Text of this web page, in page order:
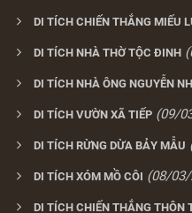
DI TÍCH CHIẾN THẮNG MIẾU
DI TÍCH NHÀ THỜ TỘC ĐINH
DI TÍCH NHÀ ÔNG NGUYỄN
DI TÍCH VƯỜN XÃ TIẾP (09/
DI TÍCH RỪNG DỪA BẢY MẪU
DI TÍCH XÓM MỒ CÔI (08/
DI TÍCH CHIẾN THẮNG THÔN